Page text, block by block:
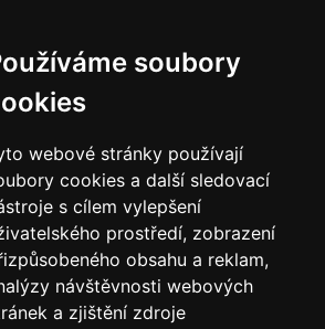
soubory
webové stránky používají
cookies a další sledovací
s cílem vylepšení
prostředí, zobrazení
obsahu a reklam,
návštěvnosti webových
a zjištění zdroje
pravidelného
Fill in „nospam“